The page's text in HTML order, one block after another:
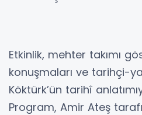
Etkinlik, mehter takımı
konuşmaları ve tarihçi-
Köktürk’ün tarihî
Program, Amir Ateş